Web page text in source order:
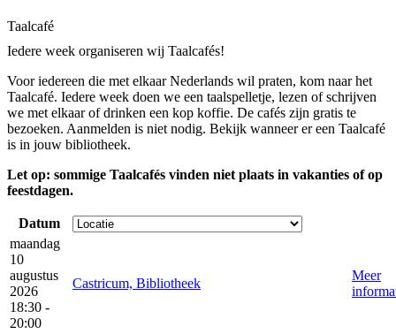
Taalcafé
Iedere week organiseren wij Taalcafés!
Voor iedereen die met elkaar Nederlands wil praten, kom naar het
Taalcafé. Iedere week doen we een taalspelletje, lezen of schrijven
we met elkaar of drinken een kop koffie. De cafés zijn gratis te
bezoeken. Aanmelden is niet nodig. Bekijk wanneer er een Taalcafé
is in jouw bibliotheek.
Let op: sommige Taalcafés vinden niet plaats in vakanties of op
feestdagen.
Datum
maandag
10
augustus
2026
18:30 -
20:00
Castricum, Bibliotheek
Meer